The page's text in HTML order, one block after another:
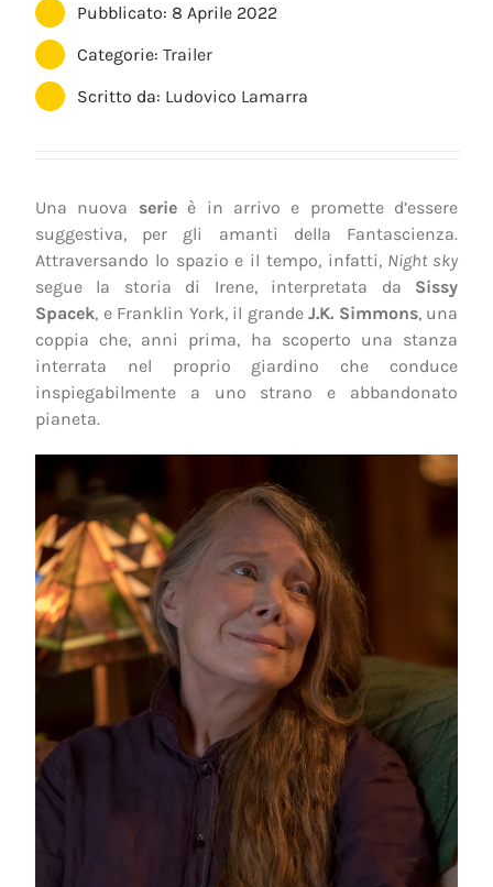
Pubblicato: 8 Aprile 2022
Categorie:Trailer
Scritto da: Ludovico Lamarra
Una nuova serieè in arrivo e promette d’essere
suggestiva, per gli amanti della Fantascienza.
Attraversando lo spazio e il tempo, infatti, Night sky
segue la storia di Irene, interpretata da Sissy
Spacek, e Franklin York, il grande J.K. Simmons, una
coppia che, anni prima, ha scoperto una stanza
interrata nel proprio giardino che conduce
inspiegabilmente a uno strano e abbandonato
pianeta.